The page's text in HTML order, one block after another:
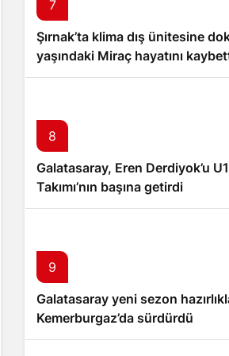
7
Şırnak’ta klima dış ünitesine
yaşındaki Miraç hayatını
8
Galatasaray, Eren Derdiyok’u
Takımı’nın başına getirdi
9
Galatasaray yeni sezon
Kemerburgaz’da sürdürdü